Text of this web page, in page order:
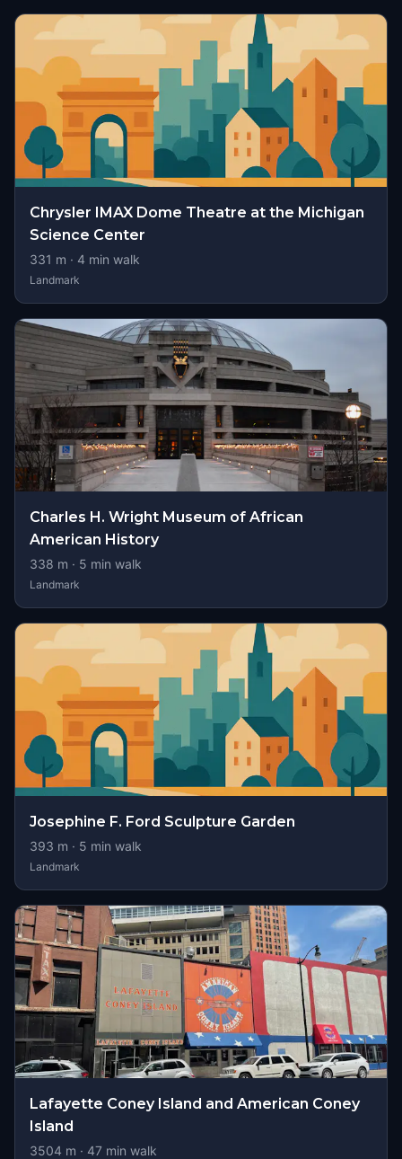
Chrysler IMAX Dome Theatre at the Michigan
Science Center
331 m · 4 min walk
Landmark
Charles H. Wright Museum of African
American History
338 m · 5 min walk
Landmark
Josephine F. Ford Sculpture Garden
393 m · 5 min walk
Landmark
Lafayette Coney Island and American Coney
Island
3504 m · 47 min walk